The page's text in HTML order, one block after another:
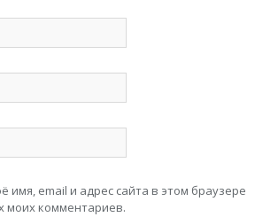
имя, email и адрес сайта в этом браузере
моих комментариев.